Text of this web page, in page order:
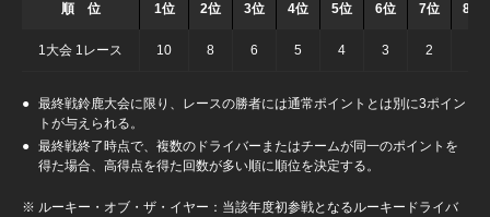
順 位 1位 2位 3位 4位 5位 6位 7位 8位
1大会 1レース 10 8 6 5 4 3 2
最終戦鈴鹿大会に限り、レースの勝者には通常ポイントとは別に3ポイン
トが与えられる。
最終戦終了時点で、複数のドライバーまたはチームが同一のポイントを
得た場合、高得点を得た回数が多い順に順位を決定する。
ルーキー・オブ・ザ・イヤー：当該年度初参戦となるルーキードライバ